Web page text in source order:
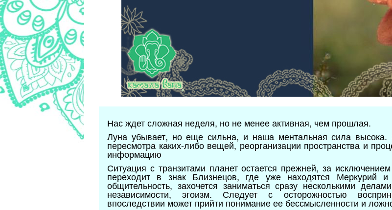
Нас ждет сложная неделя, но не менее активная, чем прошлая.
Луна убывает, но еще сильна, и наша ментальная сила высока.
пересмотра каких-либо вещей, реорганизации пространства и
информацию
Ситуация с транзитами планет остается прежней, за
переходит в знак Близнецов, где уже находятся Меркурий и
общительность, захочется заниматься сразу несколькими
независимости, эгоизм. Следует с осторожностью
впоследствии может прийти понимание ее бессмысленности и